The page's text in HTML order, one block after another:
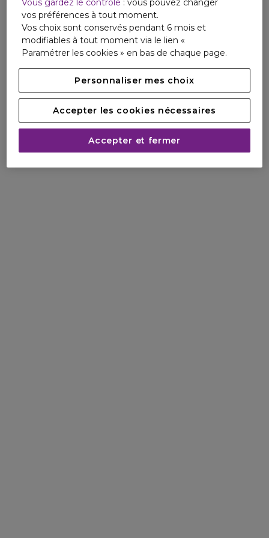
responsable, ce tube contient du plastique recyclé.
Formule Vegan et Made in France
(1)Test clinique sur actif - 10 sujets et in vitro.
Vous gardez le contrôle : vous pouvez changer
vos préférences à tout moment.
Vos choix sont conservés pendant 6 mois et
modifiables à tout moment via le lien «
Paramétrer les cookies » en bas de chaque page.
Personnaliser mes choix
Accepter les cookies nécessaires
Accepter et fermer